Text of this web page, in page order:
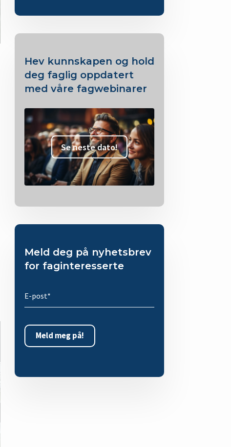
Meld deg på nyhetsbrev
for faginteresserte
Hev kunnskapen og hold
deg faglig oppdatert
med våre fagwebinarer
Se neste dato!